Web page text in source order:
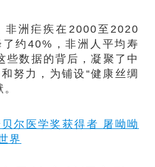
洲疟疾在2000至2020
约40%，非洲人平均寿
些数据的背后，凝聚了中
努力，为铺设“健康丝绸
。
尔医学奖获得者 屠呦呦
界